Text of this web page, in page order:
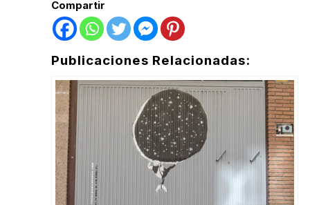
Compartir
Publicaciones Relacionadas: